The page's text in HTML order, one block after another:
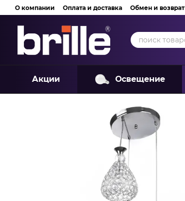
Перейти к основному контенту
О компании Оплата и доставка Обмен и возврат
Акции Освещение